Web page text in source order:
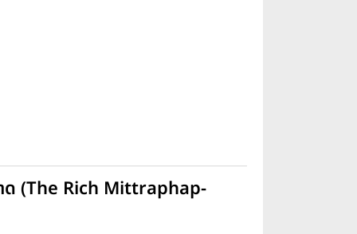
ด (The Rich Mittraphap-